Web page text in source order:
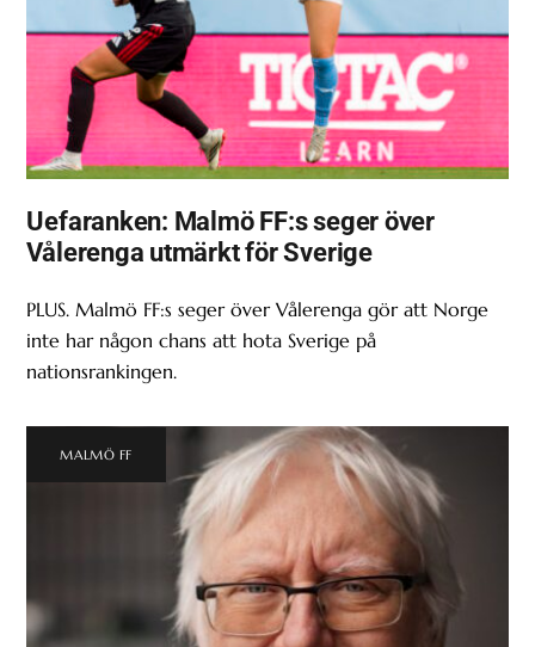
Uefaranken: Malmö FF:s seger över
Vålerenga utmärkt för Sverige
PLUS. Malmö FF:s seger över Vålerenga gör att Norge
inte har någon chans att hota Sverige på
nationsrankingen.
MALMÖ FF